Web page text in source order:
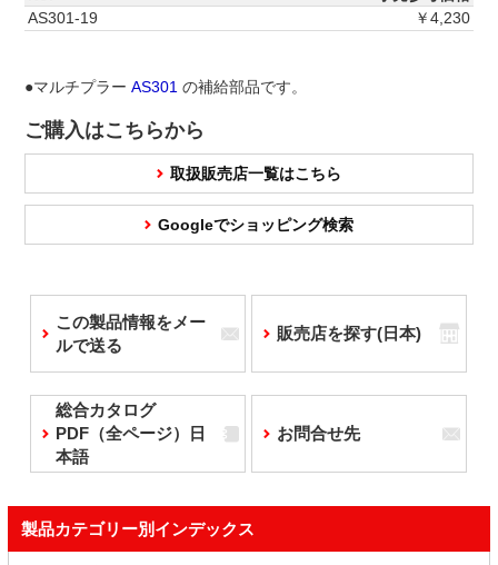
AS301-19
￥4,230
●マルチプラー AS301 の補給部品です。
ご購入はこちらから
取扱販売店一覧はこちら
Googleでショッピング検索
この製品情報をメー
ルで送る
販売店を探す(日本)
総合カタログ
PDF（全ページ）日
本語
お問合せ先
製品カテゴリー別インデックス